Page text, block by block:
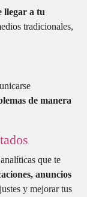
llegar a tu
tradicionales,
de manera
que te
anuncios
y mejorar tus